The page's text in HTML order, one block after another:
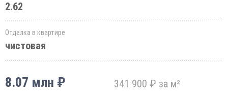
2.62
Отделка в квартире
чистовая
8.07 млн ₽ 341 900 ₽ за м²